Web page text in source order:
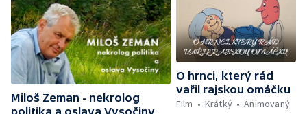
Miloš Zeman - nekrolog
politika a oslava Vysočiny
O hrnci, který rád
vařil rajskou omáčku
Film
Krátký Animovaný